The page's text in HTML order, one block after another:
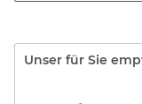
Unser für Sie